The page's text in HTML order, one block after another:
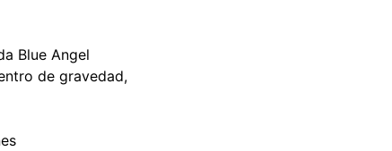
Blue Angel
de gravedad,